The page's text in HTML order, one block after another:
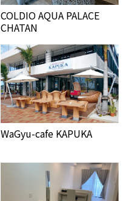
COLDIO AQUA PALACE
CHATAN
WaGyu-cafe KAPUKA